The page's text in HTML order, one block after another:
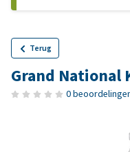
Terug
Grand National
0